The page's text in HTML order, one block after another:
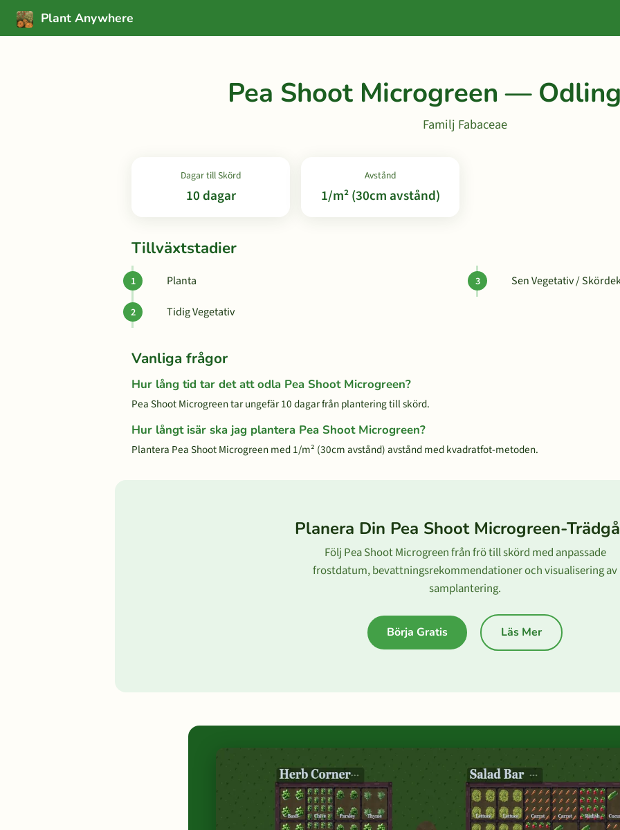
Plant Anywhere
Pea Shoot Microgreen —
Familj Fabaceae
Dagar till Skörd
10 dagar
Avstånd
1/m² (30cm avstånd)
Tillväxtstadier
Planta
Tidig Vegetativ
Sen Vegetativ /
Vanliga frågor
Hur lång tid tar det att odla Pea Shoot Microgreen?
Pea Shoot Microgreen tar ungefär 10 dagar från plantering till skörd.
Hur långt isär ska jag plantera Pea Shoot Microgreen?
Plantera Pea Shoot Microgreen med 1/m² (30cm avstånd) avstånd med kvadratfot-metoden.
Planera Din Pea Shoot Microgreen-
Följ Pea Shoot Microgreen från frö till skörd med anpassade
frostdatum, bevattningsrekommendationer och visualisering av
samplantering.
Börja Gratis Läs Mer